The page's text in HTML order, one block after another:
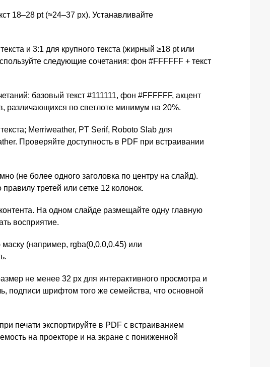
18–28 pt (≈24–37 px). Устанавливайте
и 3:1 для крупного текста (жирный ≥18 pt или
следующие сочетания: фон #FFFFFF + текст
базовый текст #111111, фон #FFFFFF, акцент
различающихся по светлоте минимум на 20%.
Merriweather, PT Serif, Roboto Slab для
Проверяйте доступность в PDF при встраивании
(не более одного заголовка по центру на слайд).
третей или сетке 12 колонок.
На одном слайде размещайте одну главную
восприятие.
(например, rgba(0,0,0,0.45) или
не менее 32 px для интерактивного просмотра и
подписи шрифтом того же семейства, что основной
печати экспортируйте в PDF с встраиванием
на проекторе и на экране с пониженной